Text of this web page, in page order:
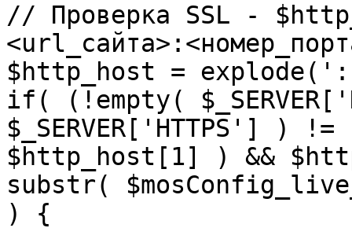
// Проверка SSL -
$http_host = explode(':',
if( (!empty(
$_SERVER['HTTPS']
$http_host[1] ) &&
substr(
) {